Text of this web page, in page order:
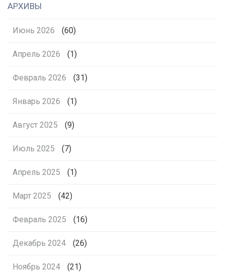
АРХИВЫ
Июнь 2026 (60)
Апрель 2026 (1)
Февраль 2026 (31)
Январь 2026 (1)
Август 2025 (9)
Июль 2025 (7)
Апрель 2025 (1)
Март 2025 (42)
Февраль 2025 (16)
Декабрь 2024 (26)
Ноябрь 2024 (21)